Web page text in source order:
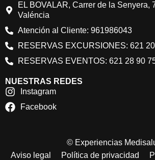
EL BOVALAR, Carrer de la Senyera,
Valéncia
Atención al Cliente: 961986043
RESERVAS EXCURSIONES: 621
RESERVAS EVENTOS: 621 28 90
NUESTRAS REDES
Instagram
Facebook
© Experiencias
Aviso legal
Política de privacidad